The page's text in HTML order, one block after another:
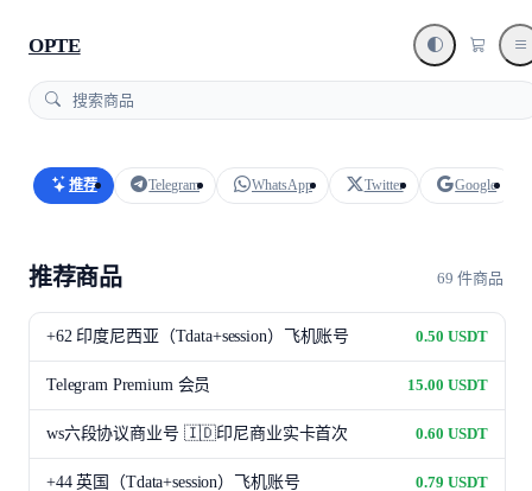
OPTE
推荐 Telegram WhatsApp Twitter Google
推荐商品 69 件商品
+62 印度尼西亚（Tdata+session）飞机账号 0.50 USDT
Telegram Premium 会员 15.00 USDT
ws六段协议商业号 🇮🇩印尼商业实卡首次 0.60 USDT
+44 英国（Tdata+session）飞机账号 0.79 USDT